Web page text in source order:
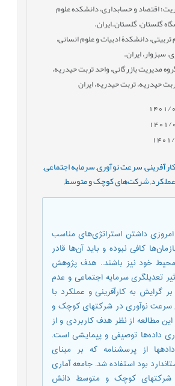
اقتصاد و حسابداری، دانشکده علوم
گلستان، گلستان.ایران.
دانشکدۀ ادبیات و علوم انسانی،
سبزوار، ایران.
مدیریت بازرگانی، واحد تربت حیدریه،
حیدریه، تربت حیدریه، ایران
,سرعت نوآوری,سرمایه اجتماعی,
,شرکت‌های کوچک و متوسط,
داشتن استراتژی‌های مناسب
کافی نبوده و باید آن‌ها قادر
خود نیز باشند.. هدف پژوهش
تعدیلگری سرمایه اجتماعی و عدم
گرایش به کارآفرینی و عملکرد با
نوآوری در شرکت‏های کوچک و
مطالعه از نظر هدف کاربردی و از
داده‌ها توصیفی و پیمایشی است.
برای گردآوری داده‎ها از پرسشنامه که بر مبنای
بود استفاده شد. جامعه آماری
پژوهش مدیران شرکت‎های کوچک و متوسط دانش